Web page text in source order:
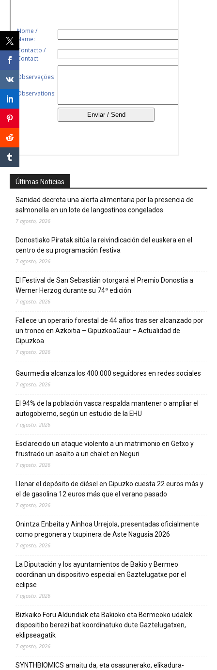
Últimas Noticias
Sanidad decreta una alerta alimentaria por la presencia de
salmonella en un lote de langostinos congelados
7 agosto, 2026
Donostiako Piratak sitúa la reivindicación del euskera en el
centro de su programación festiva
7 agosto, 2026
El Festival de San Sebastián otorgará el Premio Donostia a
Werner Herzog durante su 74ª edición
7 agosto, 2026
Fallece un operario forestal de 44 años tras ser alcanzado por
un tronco en Azkoitia – GipuzkoaGaur – Actualidad de
Gipuzkoa
7 agosto, 2026
Gaurmedia alcanza los 400.000 seguidores en redes sociales
7 agosto, 2026
El 94% de la población vasca respalda mantener o ampliar el
autogobierno, según un estudio de la EHU
7 agosto, 2026
Esclarecido un ataque violento a un matrimonio en Getxo y
frustrado un asalto a un chalet en Neguri
7 agosto, 2026
Llenar el depósito de diésel en Gipuzko cuesta 22 euros más y
el de gasolina 12 euros más que el verano pasado
7 agosto, 2026
Onintza Enbeita y Ainhoa Urrejola, presentadas oficialmente
como pregonera y txupinera de Aste Nagusia 2026
7 agosto, 2026
La Diputación y los ayuntamientos de Bakio y Bermeo
coordinan un dispositivo especial en Gaztelugatxe por el
eclipse
7 agosto, 2026
Bizkaiko Foru Aldundiak eta Bakioko eta Bermeoko udalek
dispositibo berezi bat koordinatuko dute Gaztelugatxen,
eklipseagatik
7 agosto, 2026
SYNTHBIOMICS amaitu da, eta osasunerako, elikadura-